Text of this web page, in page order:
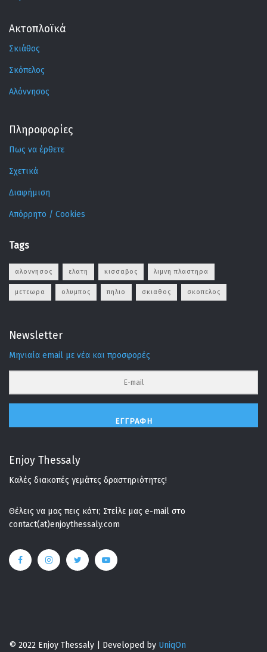
Ακτοπλοϊκά
Σκιάθος
Σκόπελος
Αλόννησος
Πληροφορίες
Πως να έρθετε
Σχετικά
Διαφήμιση
Απόρρητο / Cookies
Tags
αλοννησος ελατη κισσαβος λιμνη πλαστηρα
μετεωρα ολυμπος πηλιο σκιαθος σκοπελος
Newsletter
Μηνιαία email με νέα και προσφορές
ΕΓΓΡΑΦΉ
Enjoy Thessaly
Καλές διακοπές γεμάτες δραστηριότητες!
Θέλεις να μας πεις κάτι; Στείλε μας e-mail στο
contact(at)enjoythessaly.com
© 2022 Enjoy Thessaly | Developed by UniqOn